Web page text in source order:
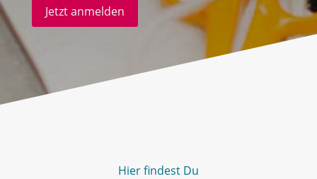
Jetzt anmelden
Hier findest Du